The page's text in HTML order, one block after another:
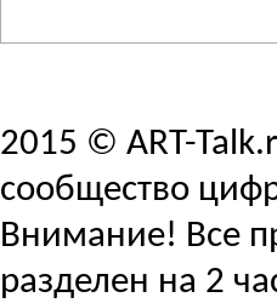
2015 © ART-
сообщество
Внимание! Все
разделен на 2